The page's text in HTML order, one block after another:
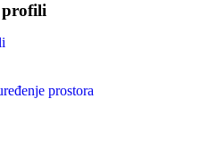
prostora